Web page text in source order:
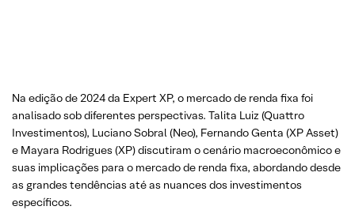
Na edição de 2024 da Expert XP, o mercado de renda fixa foi
analisado sob diferentes perspectivas. Talita Luiz (Quattro
Investimentos), Luciano Sobral (Neo), Fernando Genta (XP Asset)
e Mayara Rodrigues (XP) discutiram o cenário macroeconômico e
suas implicações para o mercado de renda fixa, abordando desde
as grandes tendências até as nuances dos investimentos
específicos.